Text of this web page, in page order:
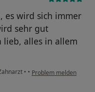
es wird sich immer
sehr gut
lieb, alles in allem
• • Problem melden